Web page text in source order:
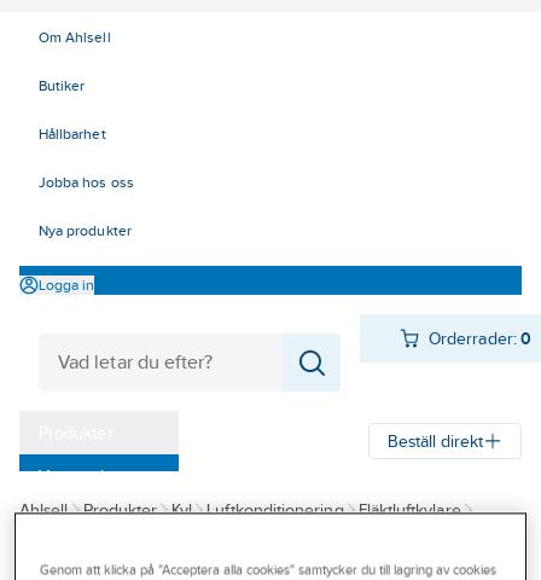
Om Ahlsell
Butiker
Hållbarhet
Jobba hos oss
Nya produkter
Logga in
Orderrader:0
Varumärken
Kampanjer
Outlet
Beställ direkt
Ahlsell Produkter Kyl Luftkonditionering
Fläktluftkylare
Genom att klicka på "Acceptera alla cookies" samtycker du till lagring av cookies